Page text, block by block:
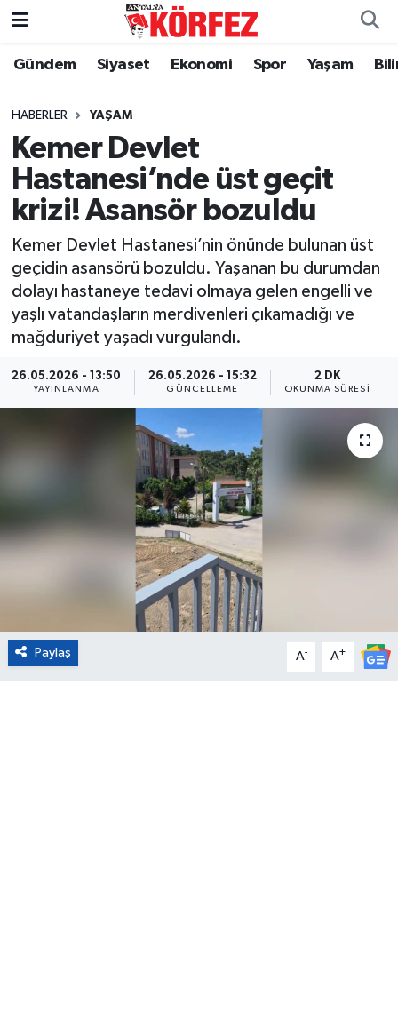
Gündem Siyaset Ekonomi Spor Yaşam
HABERLER YAŞAM
Kemer Devlet
Hastanesi’nde üst geçit
krizi! Asansör bozuldu
Kemer Devlet Hastanesi’nin önünde bulunan üst
geçidin asansörü bozuldu. Yaşanan bu durumdan
dolayı hastaneye tedavi olmaya gelen engelli ve
yaşlı vatandaşların merdivenleri çıkamadığı ve
mağduriyet yaşadı vurgulandı.
26.05.2026 - 13:50
YAYINLANMA
26.05.2026 - 15:32
GÜNCELLEME
2 DK
OKUNMA SÜRESI
Paylaş A- A+
Gündem
Siyaset
Yerel Yönetim
Ekonomi
Spor
Yaşam
Asayiş
Dünya
Magazin
Kültür ve Sanat
Nöbetçi Eczaneler
Hava Durumu
Trafik Durumu
Süper Lig Puan Durumu ve Fikstür
Tüm Manşetler
Son Dakika Haberleri
Haber Arşivi